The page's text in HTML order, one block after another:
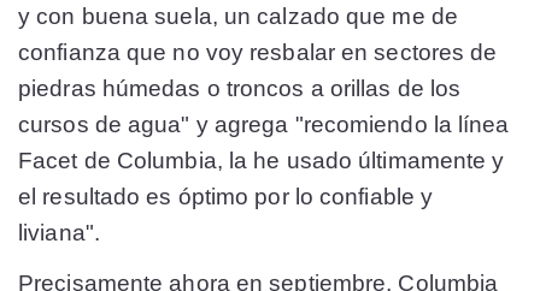
y con buena suela, un calzado que me de
confianza que no voy resbalar en sectores de
piedras húmedas o troncos a orillas de los
cursos de agua" y agrega "recomiendo la línea
Facet de Columbia, la he usado últimamente y
el resultado es óptimo por lo confiable y
liviana".
Precisamente ahora en septiembre, Columbia